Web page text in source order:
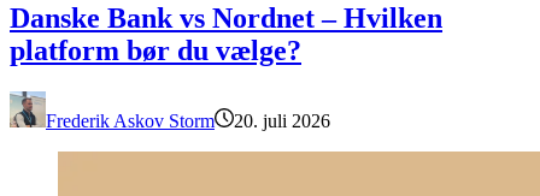
Danske Bank vs Nordnet – Hvilken
platform bør du vælge?
Frederik Askov Storm 20. juli 2026